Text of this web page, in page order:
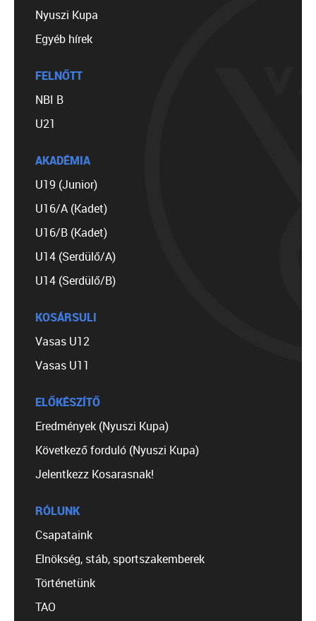
Nyuszi Kupa
Egyéb hírek
FELNŐTT
NBI B
U21
AKADÉMIA
U19 (Junior)
U16/A (Kadet)
U16/B (Kadet)
U14 (Serdülő/A)
U14 (Serdülő/B)
KOSÁRSULI
Vasas U12
Vasas U11
ELŐKÉSZÍTŐ
Eredmények (Nyuszi Kupa)
Következő forduló (Nyuszi Kupa)
Jelentkezz Kosarasnak!
RÓLUNK
Csapataink
Elnökség, stáb, sportszakemberek
Történetünk
TAO